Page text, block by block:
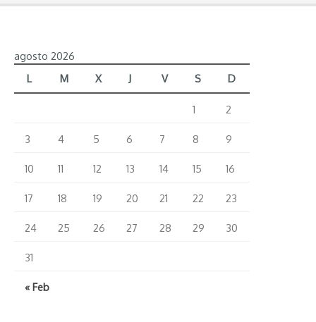
agosto 2026
L
M X J V S D
« Feb
1 2
3 4 5 6 7 8 9
10 11 12 13 14 15 16
17 18 19 20 21 22 23
24 25 26 27 28 29 30
31